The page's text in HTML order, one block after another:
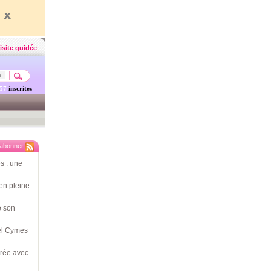
guidée
inscrites
: une
pleine
son
Cymes
avec